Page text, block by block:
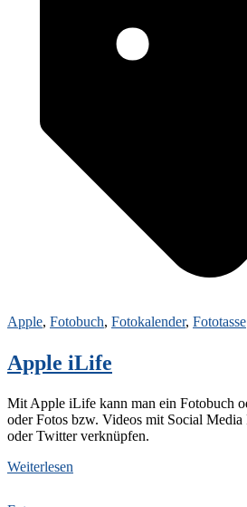
Apple, Fotobuch, Fotokalender, Fototasse
Apple iLife
Mit Apple iLife kann man ein Fotobuch
oder Fotos bzw. Videos mit Social
oder Twitter verknüpfen.
Weiterlesen